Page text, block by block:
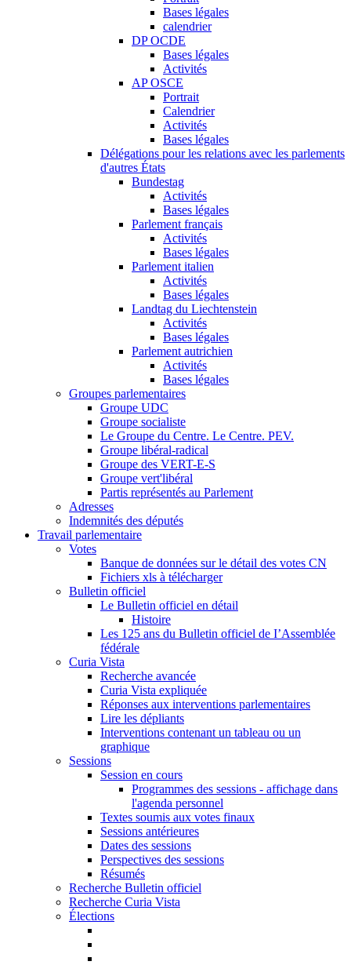
Bases légales
calendrier
DP OCDE
Bases légales
Activités
AP OSCE
Portrait
Calendrier
Activités
Bases légales
Délégations pour les relations avec les parlements
d'autres États
Bundestag
Activités
Bases légales
Parlement français
Activités
Bases légales
Parlement italien
Activités
Bases légales
Landtag du Liechtenstein
Activités
Bases légales
Parlement autrichien
Activités
Bases légales
Groupes parlementaires
Groupe UDC
Groupe socialiste
Le Groupe du Centre. Le Centre. PEV.
Groupe libéral-radical
Groupe des VERT-E-S
Groupe vert'libéral
Partis représentés au Parlement
Adresses
Indemnités des députés
Travail parlementaire
Votes
Banque de données sur le détail des votes CN
Fichiers xls à télécharger
Bulletin officiel
Le Bulletin officiel en détail
Histoire
Les 125 ans du Bulletin officiel de I’Assemblée
fédérale
Curia Vista
Recherche avancée
Curia Vista expliquée
Réponses aux interventions parlementaires
Lire les dépliants
Interventions contenant un tableau ou un
graphique
Sessions
Session en cours
Programmes des sessions - affichage dans
l'agenda personnel
Textes soumis aux votes finaux
Sessions antérieures
Dates des sessions
Perspectives des sessions
Résumés
Recherche Bulletin officiel
Recherche Curia Vista
Élections